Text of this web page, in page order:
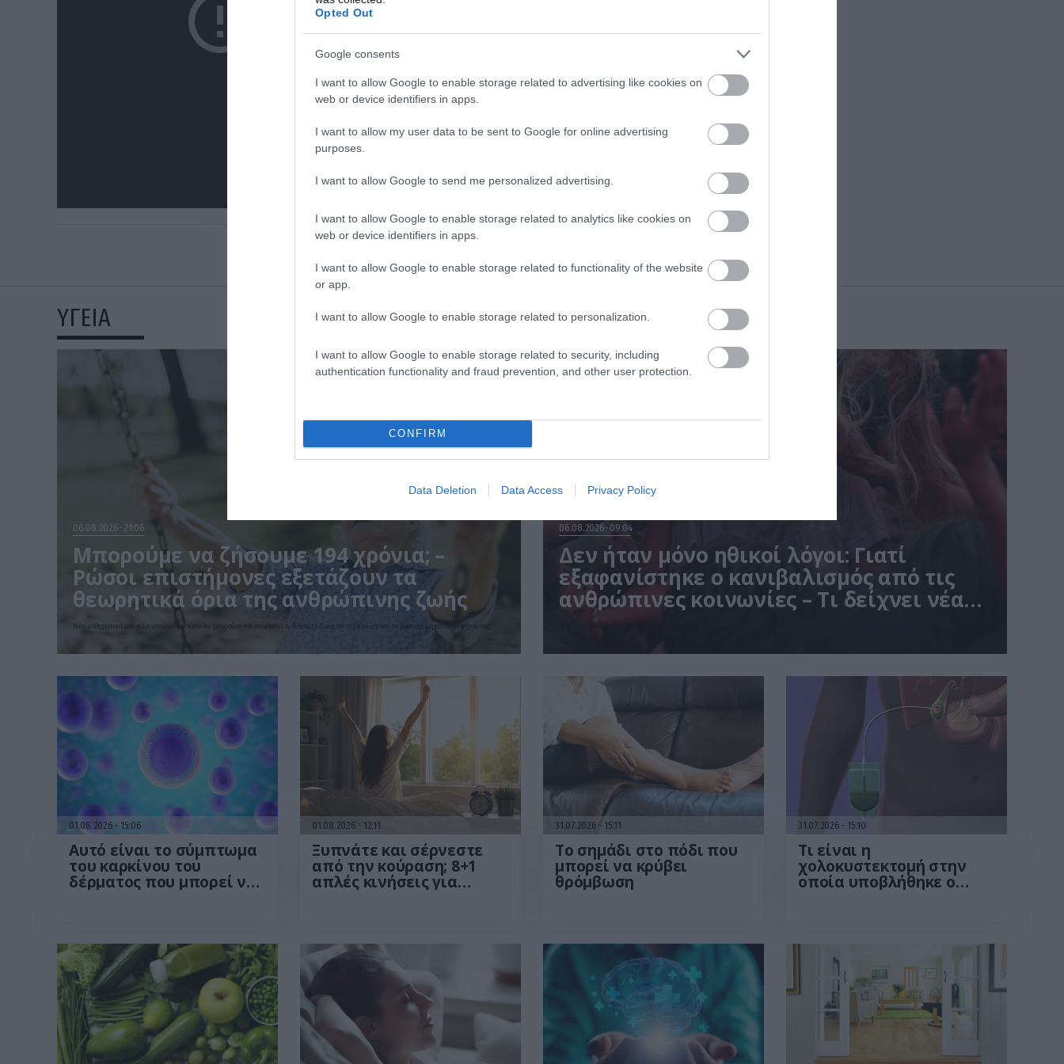
Opted Out
Google consents
I want to allow Google to enable storage related to advertising like cookies on
web or device identifiers in apps.
I want to allow my user data to be sent to Google for online advertising
purposes.
I want to allow Google to send me personalized advertising.
I want to allow Google to enable storage related to analytics like cookies on
web or device identifiers in apps.
I want to allow Google to enable storage related to functionality of the website
or app.
I want to allow Google to enable storage related to personalization.
I want to allow Google to enable storage related to security, including
authentication functionality and fraud prevention, and other user protection.
CONFIRM
Data Deletion Data Access Privacy Policy
ΥΓΕΙΑ
06.08.2026 21:06
Μπορούμε να ζήσουμε 194 χρόνια; –
Ρώσοι επιστήμονες εξετάζουν τα
θεωρητικά όρια της ανθρώπινης ζωής
Νέο μαθηματικό μοντέλο υπολογίζει πόσο θα μπορούσε να επεκταθεί η διάρκεια ζωής αν περιορίζονταν οι βασικοί μηχανισμοί γήρανσης
06.08.2026 09:04
Δεν ήταν μόνο ηθικοί λόγοι: Γιατί
εξαφανίστηκε ο κανιβαλισμός από τις
ανθρώπινες κοινωνίες – Τι δείχνει νέα
έρευνα
01.08.2026 15:06
Αυτό είναι το σύμπτωμα
του καρκίνου του
δέρματος που μπορεί να
01.08.2026 12:11
Ξυπνάτε και σέρνεστε
από την κούραση; 8+1
απλές κινήσεις για
31.07.2026 15:11
Το σημάδι στο πόδι που
μπορεί να κρύβει
θρόμβωση
31.07.2026 15:10
Τι είναι η
χολοκυστεκτομή στην
οποία υποβλήθηκε ο